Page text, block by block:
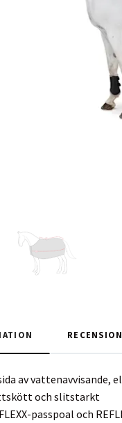
av vattenavvisande,
och slitstarkt
passpoal och